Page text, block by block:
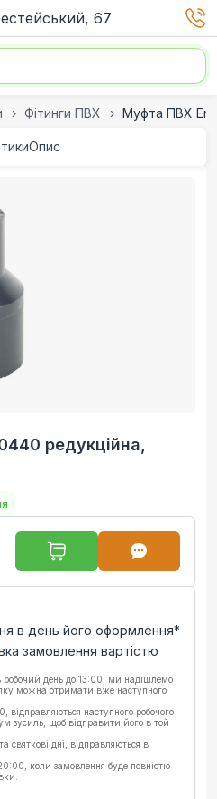
67
Фітинги ПВХ Муфта ПВХ
Опис
редукційна,
в день його оформлення*
замовлення вартістю
робочий день до 13:00, ми надішлемо
можна отримати вже наступного
відправляються наступного робочого
зусиль, щоб відправити його в той
святкові дні, відправляються в
коли замовлення буде повністю